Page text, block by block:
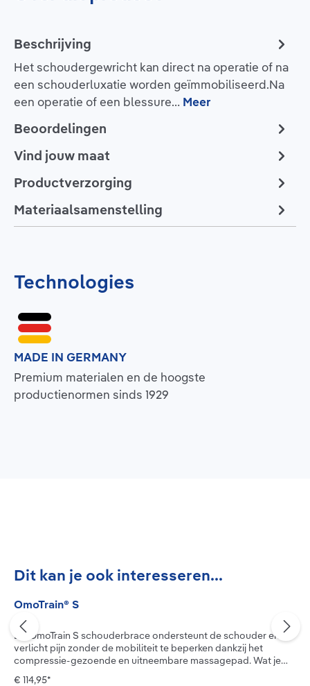
Beschrijving
Het schoudergewricht kan direct na operatie of na
een schouderluxatie worden geïmmobiliseerd.Na
een operatie of een blessure… Meer
Beoordelingen
Vind jouw maat
Productverzorging
Materiaalsamenstelling
Technologies
MADE IN GERMANY
Premium materialen en de hoogste
productienormen sinds 1929
Productgalerij overslaan
Dit kan je ook interesseren...
OmoTrain® S
De OmoTrain S schouderbrace ondersteunt de schouder en
verlicht pijn zonder de mobiliteit te beperken dankzij het
compressie-gezoende en uitneembare massagepad. Wat je
€ 114,95*